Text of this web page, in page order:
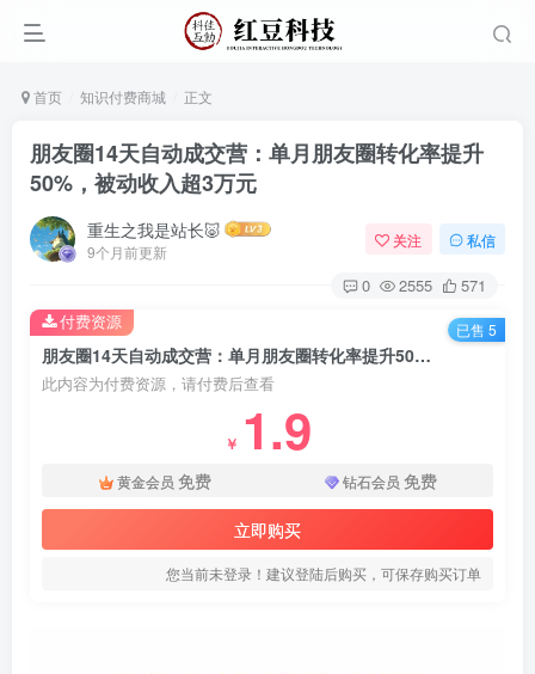
首页 知识付费商城 正文
朋友圈14天自动成交营：单月朋友圈转化率提升
50%，被动收入超3万元
重生之我是站长🐷
9个月前更新
关注 私信
0 2555 571
朋友圈14天自动成交营：单月朋友圈转化率提升50%，被动收入超3万元
此内容为付费资源，请付费后查看
￥ 1.9
黄金会员 免费 钻石会员 免费
立即购买
您当前未登录！建议登陆后购买，可保存购买订单
付费资源 已售 5